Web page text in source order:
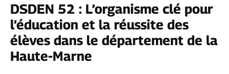
DSDEN 52 : L’organisme clé pour
l’éducation et la réussite des
élèves dans le département de la
Haute-Marne